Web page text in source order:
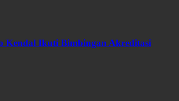
Kendal Ikuti Bimbingan Akreditasi